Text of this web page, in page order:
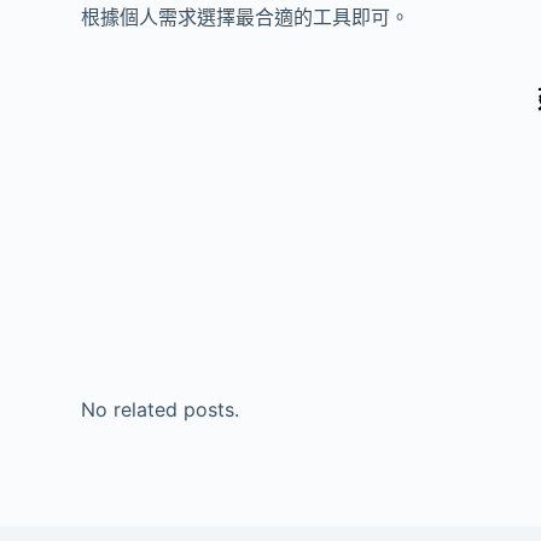
根據個人需求選擇最合適的工具即可。
No related posts.